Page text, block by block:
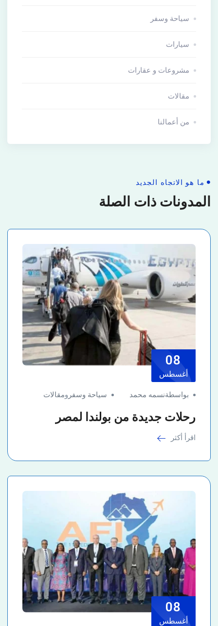
سياحة وسفر
سيارات
مشروعات و عقارات
مقالات
من أعمالنا
ما هو الاتجاه الجديد
المدونات ذات الصلة
08
أغسطس
بواسطةنسمه محمد سياحة وسفر ومقالات
رحلات جديدة من بولندا لمصر
اقرأ أكثر
08
أغسطس